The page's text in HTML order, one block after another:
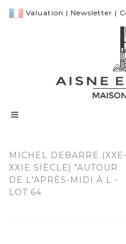
Valuation | Newsletter |
MICHEL DEBARRE (XXE-
XXIE SIÈCLE) "AUTOUR
DE L'APRÈS-MIDI À L -
LOT 64